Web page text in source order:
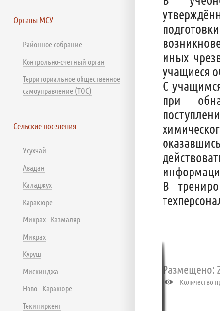
иных
учащиеся
С
при
В
Размещено:
Количество
Органы МСУ
Районное собрание
Контрольно-счетный орган
Территориальное общественное
самоуправление (ТОС)
Сельские поселения
Усухчай
Авадан
Каладжух
Каракюре
Микрах - Казмаляр
Микрах
Куруш
Мискинджа
Ново - Каракюре
Текипиркент